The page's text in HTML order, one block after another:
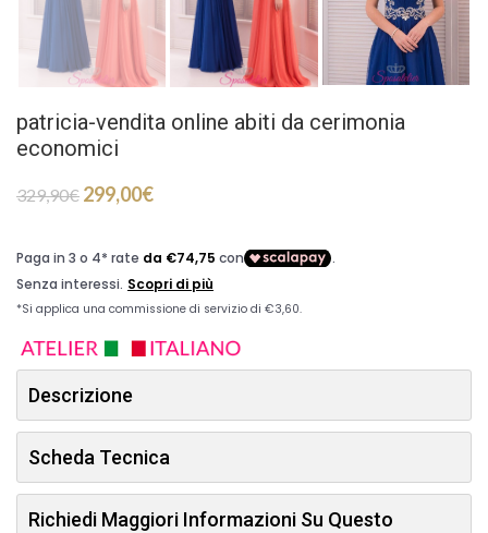
patricia-vendita online abiti da cerimonia
economici
329,90€ 299,00€
Descrizione
Scheda Tecnica
Richiedi Maggiori Informazioni Su Questo